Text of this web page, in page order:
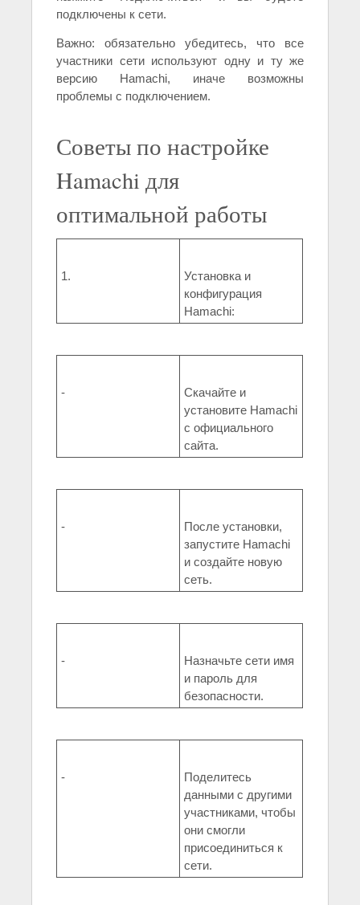
подключены к сети.
Важно: обязательно убедитесь, что все
участники сети используют одну и ту же
версию Hamachi, иначе возможны
проблемы с подключением.
Советы по настройке
Hamachi для
оптимальной работы
1.
Установка и
конфигурация
Hamachi:
-
Скачайте и
установите Hamachi
с официального
сайта.
-
После установки,
запустите Hamachi
и создайте новую
сеть.
-
Назначьте сети имя
и пароль для
безопасности.
-
Поделитесь
данными с другими
участниками, чтобы
они смогли
присоединиться к
сети.